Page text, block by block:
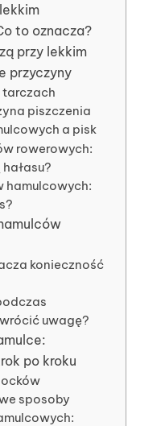
to oznacza?
przy lekkim
przyczyny
tarczach
piszczenia
a pisk
rowerowych:
hamulcowych:
konieczność
uwagę?
po kroku
sposoby